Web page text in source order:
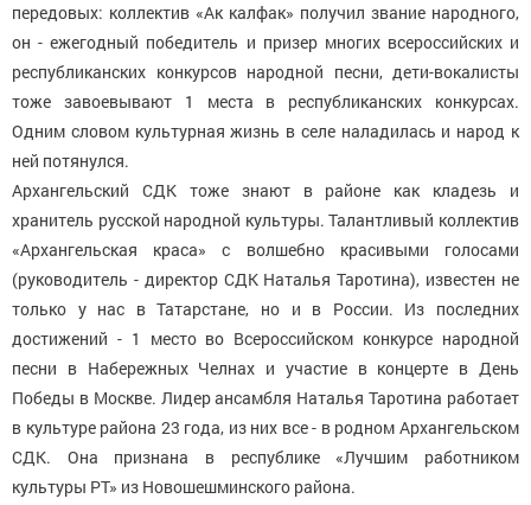
передовых: коллектив «Ак калфак» получил звание народного,
он - ежегодный победитель и призер многих всероссийских и
республиканских конкурсов народной песни, дети-вокалисты
тоже завоевывают 1 места в республиканских конкурсах.
Одним словом культурная жизнь в селе наладилась и народ к
ней потянулся.
Архангельский СДК тоже знают в районе как кладезь и
хранитель русской народной культуры. Талантливый коллектив
«Архангельская краса» с волшебно красивыми голосами
(руководитель - директор СДК Наталья Таротина), известен не
только у нас в Татарстане, но и в России. Из последних
достижений - 1 место во Всероссийском конкурсе народной
песни в Набережных Челнах и участие в концерте в День
Победы в Москве. Лидер ансамбля Наталья Таротина работает
в культуре района 23 года, из них все - в родном Архангельском
СДК. Она признана в республике «Лучшим работником
культуры РТ» из Новошешминского района.